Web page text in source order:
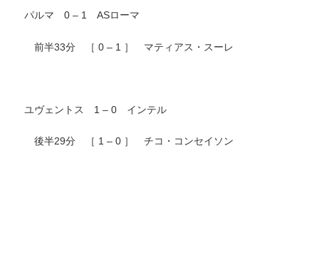
パルマ 0 – 1 ASローマ
前半33分 ［ 0 – 1 ］ マティアス・スーレ
ユヴェントス 1 – 0 インテル
後半29分 ［ 1 – 0 ］ チコ・コンセイソン